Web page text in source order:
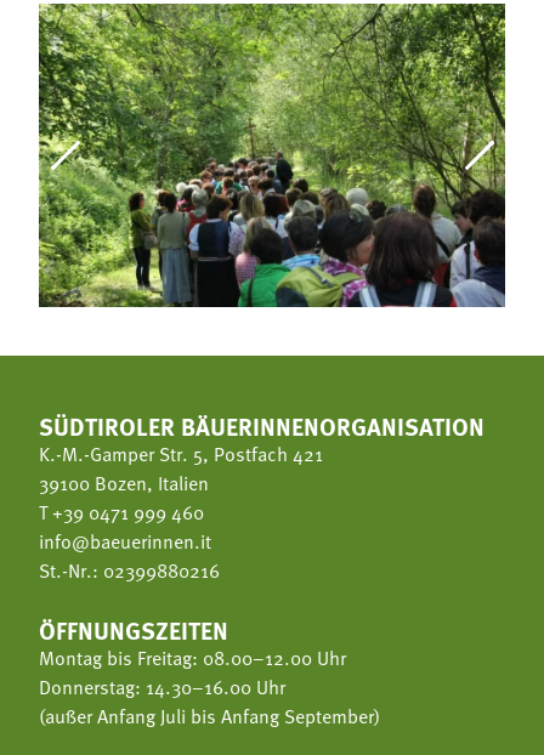
SÜDTIROLER BÄUERINNENORGANISATION
K.-M.-Gamper Str. 5, Postfach 421
39100 Bozen, Italien
T+39 0471 999 460
info@baeuerinnen.it
St.-Nr.: 02399880216
ÖFFNUNGSZEITEN
Montag bis Freitag: 08.00–12.00 Uhr
Donnerstag: 14.30–16.00 Uhr
(außer Anfang Juli bis Anfang September)